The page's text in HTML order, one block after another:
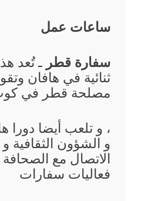
ساعات عمل
سفارة قطر ـ تُعد
ثنائية في هافان
مصلحة قطر في
، و تلعب أيضا دورا
و الشؤون الثقافية
الاتصال مع الصحافة
فعاليات سفارات